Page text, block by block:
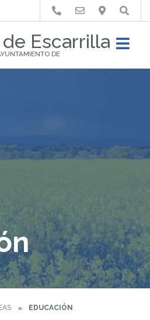
de Escarrilla
DE
Buscar
EDUCACIÓN